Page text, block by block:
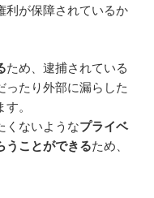
利が保障されているか
ため、逮捕されている
たり外部に漏らした
。
くないようなプライベ
うことができるため、